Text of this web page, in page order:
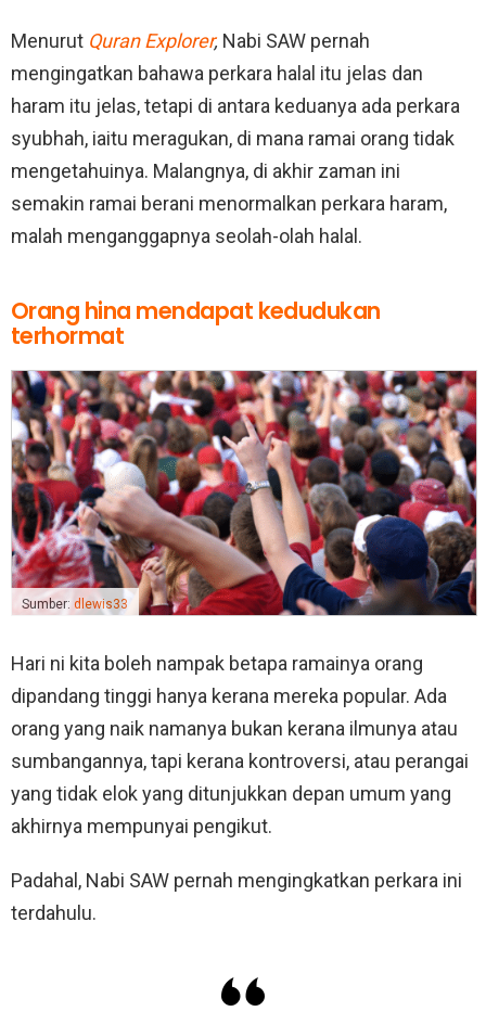
Menurut Quran Explorer, Nabi SAW pernah
mengingatkan bahawa perkara halal itu jelas dan
haram itu jelas, tetapi di antara keduanya ada perkara
syubhah, iaitu meragukan, di mana ramai orang tidak
mengetahuinya. Malangnya, di akhir zaman ini
semakin ramai berani menormalkan perkara haram,
malah menganggapnya seolah-olah halal.
Orang hina mendapat kedudukan
terhormat
Sumber: dlewis33
Hari ni kita boleh nampak betapa ramainya orang
dipandang tinggi hanya kerana mereka popular. Ada
orang yang naik namanya bukan kerana ilmunya atau
sumbangannya, tapi kerana kontroversi, atau perangai
yang tidak elok yang ditunjukkan depan umum yang
akhirnya mempunyai pengikut.
Padahal, Nabi SAW pernah mengingkatkan perkara ini
terdahulu.